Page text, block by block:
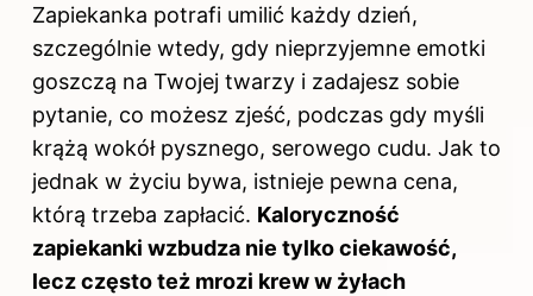
Zapiekanka potrafi umilić każdy dzień,
szczególnie wtedy, gdy nieprzyjemne emotki
goszczą na Twojej twarzy i zadajesz sobie
pytanie, co możesz zjeść, podczas gdy myśli
krążą wokół pysznego, serowego cudu. Jak to
jednak w życiu bywa, istnieje pewna cena,
którą trzeba zapłacić. Kaloryczność
zapiekanki wzbudza nie tylko ciekawość,
lecz często też mrozi krew w żyłach